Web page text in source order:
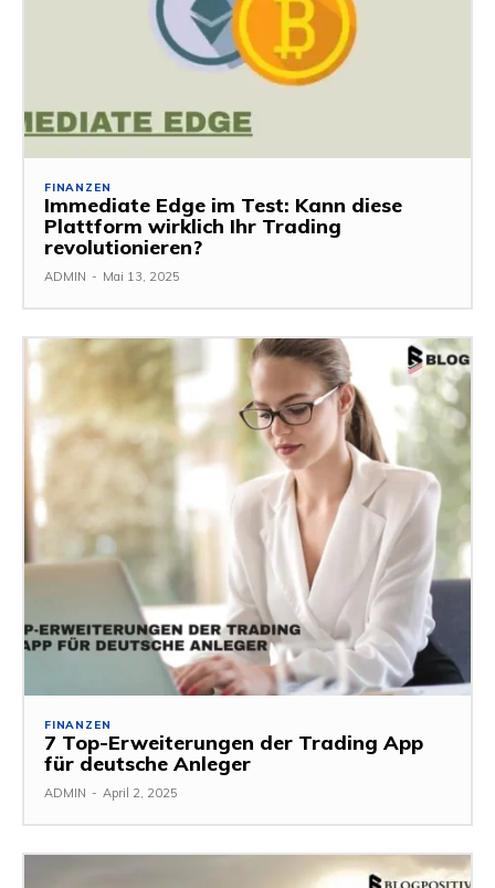
FINANZEN
Immediate Edge im Test: Kann diese
Plattform wirklich Ihr Trading
revolutionieren?
ADMIN - Mai 13, 2025
FINANZEN
7 Top-Erweiterungen der Trading App
für deutsche Anleger
ADMIN - April 2, 2025